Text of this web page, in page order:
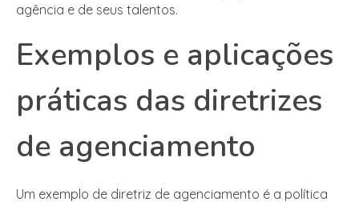
agência e de seus talentos.
Exemplos e aplicações
práticas das diretrizes
de agenciamento
Um exemplo de diretriz de agenciamento é a política